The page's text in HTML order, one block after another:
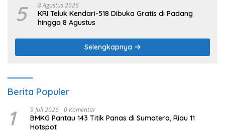
5 8 Agustus 2026
KRI Teluk Kendari-518 Dibuka Gratis di Padang
hingga 8 Agustus
Selengkapnya
Berita Populer
1 9 Juli 2026 0 Komentar
BMKG Pantau 143 Titik Panas di Sumatera, Riau 11
Hotspot